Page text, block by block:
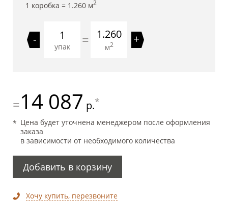
1 коробка = 1.260 м2
-
упак = 1.260
м2 +
=14 087 р.*
Цена будет уточнена менеджером после оформления
заказа
в зависимости от необходимого количества
Добавить в корзину
Хочу купить, перезвоните